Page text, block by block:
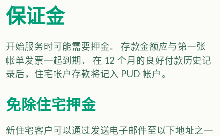
保证金
开始服务时可能需要押金。 存款金额应与第一张
帐单发票一起到期。 在 12 个月的良好付款历史记
录后，住宅帐户存款将记入 PUD 帐户。
免除住宅押金
新住宅客户可以通过发送电子邮件至以下地址之一